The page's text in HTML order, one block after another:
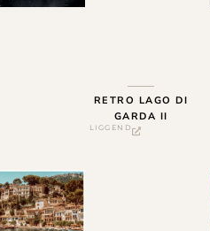
RETRO LAGO DI
GARDA II
LIGGEND